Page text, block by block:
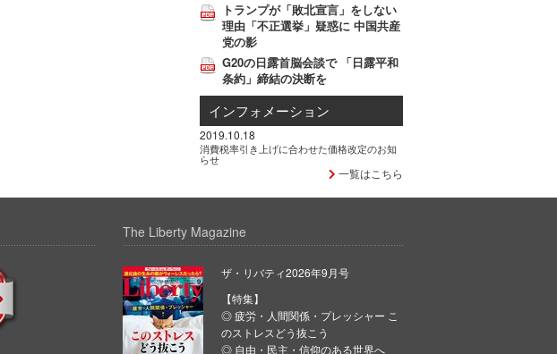
トランプが「敗北宣言」をしない
理由「不正選挙」疑惑に 中国共産
党の影
G20の日露首脳会談で 「日露平和
条約」締結の決断を
インフォメーション
2019.10.18
消費税率引き上げに合わせた価格改定のお知
らせ
一覧はこちら
The Liberty Magazine
ザ・リバティ2026年9月号
【特集】
◎ 疲労・人間関係・プレッシャー こ
のストレスどう抜こう
◎ 自由・民主・信仰のある世界へ